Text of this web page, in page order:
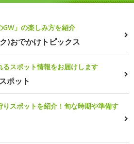
」の楽しみ方を紹介
)おでかけトピックス
スポット情報をお届けします
ポット
スポットを紹介！旬な時期や準備す